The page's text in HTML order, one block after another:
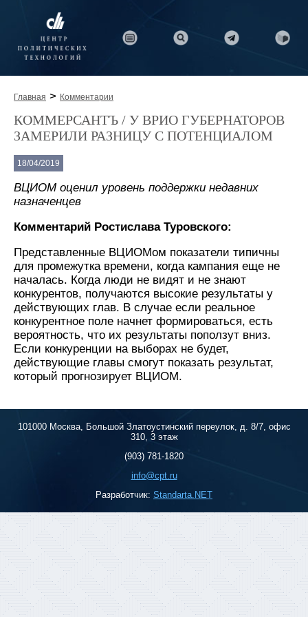
Главная > Комментарии
КОММЕРСАНТЪ / У ВРИО ГУБЕРНАТОРОВ
ЗАМЕРИЛИ РАЗНИЦУ С ПОТЕНЦИАЛОМ
18/04/2019
ВЦИОМ оценил уровень поддержки недавних
назначенцев
Комментарий Ростислава Туровского:
Представленные ВЦИОМом показатели типичны
для промежутка времени, когда кампания еще не
началась. Когда люди не видят и не знают
конкурентов, получаются высокие результаты у
действующих глав. В случае если реальное
конкурентное поле начнет формироваться, есть
вероятность, что их результаты поползут вниз.
Если конкуренции на выборах не будет,
действующие главы смогут показать результат,
который прогнозирует ВЦИОМ.
101000 Москва, Большой Златоустинский переулок, д. 8/7, офис
310, 3 этаж
(903) 781-1820
info@cpt.ru
Разработчик: Standarta.NET